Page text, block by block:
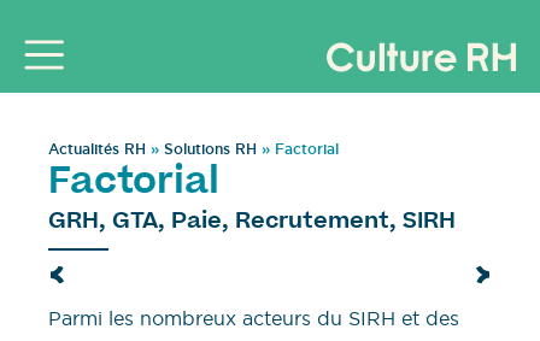
Actualités RH » Solutions RH » Factorial
Factorial
GRH, GTA, Paie, Recrutement, SIRH
Parmi les nombreux acteurs du SIRH et des